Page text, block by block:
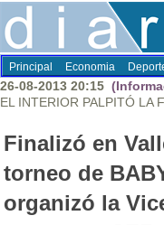
Principal Economia
26-08-2013 20:15
EL INTERIOR PALPITÓ LA
Finalizó en
torneo de
organizó la